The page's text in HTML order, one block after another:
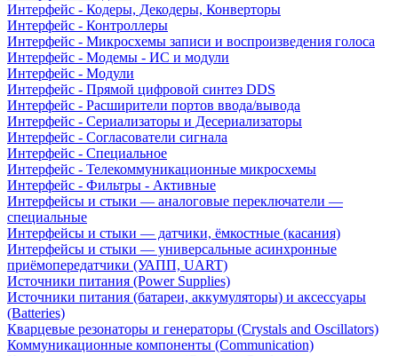
Интерфейс - Кодеры, Декодеры, Конверторы
Интерфейс - Контроллеры
Интерфейс - Микросхемы записи и воспроизведения голоса
Интерфейс - Модемы - ИС и модули
Интерфейс - Модули
Интерфейс - Прямой цифровой синтез DDS
Интерфейс - Расширители портов ввода/вывода
Интерфейс - Сериализаторы и Десериализаторы
Интерфейс - Согласователи сигнала
Интерфейс - Специальное
Интерфейс - Телекоммуникационные микросхемы
Интерфейс - Фильтры - Активные
Интерфейсы и стыки — аналоговые переключатели —
специальные
Интерфейсы и стыки — датчики, ёмкостные (касания)
Интерфейсы и стыки — универсальные асинхронные
приёмопередатчики (УАПП, UART)
Источники питания (Power Supplies)
Источники питания (батареи, аккумуляторы) и аксессуары
(Batteries)
Кварцевые резонаторы и генераторы (Crystals and Oscillators)
Коммуникационные компоненты (Communication)